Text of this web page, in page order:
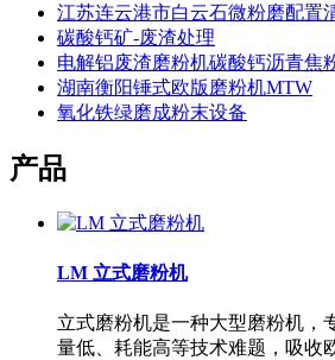
江苏连云港市白云石微粉磨配置
碳酸钙矿-废渣处理
电解铝废渣磨粉机碳酸钙沥青焦
湖南衡阳锤式欧版磨粉机MTW
氧化铁绿磨成粉末设备
产品
LM 立式磨粉机
立式磨粉机是一种大型磨粉机，
量低、耗能高等技术难题，吸收